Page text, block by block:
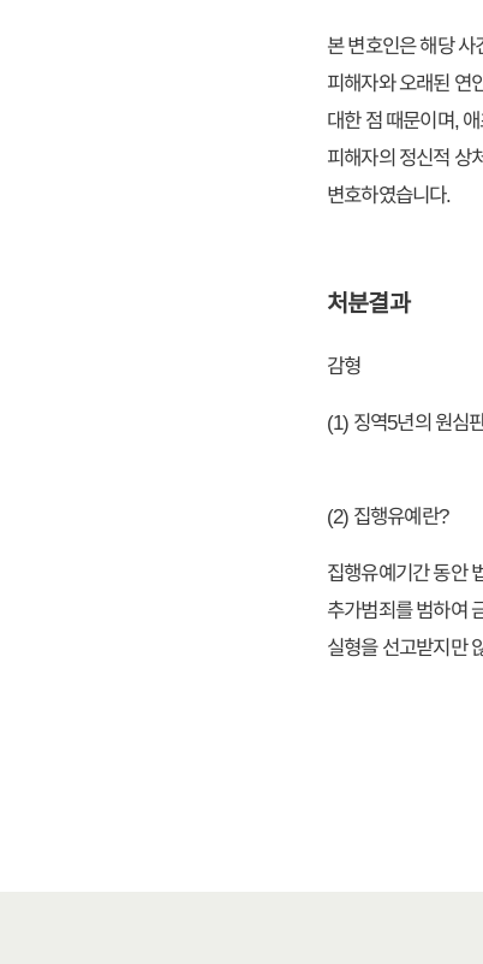
본 변호인은 해당
피해자와 오래된 연
대한 점 때문이며,
피해자의 정신적 상
변호하였습니다.
처분결과
감형
(1) 징역5년의 원심
(2) 집행유예란?
집행유예기간 동안
추가범죄를 범하여
실형을 선고받지만